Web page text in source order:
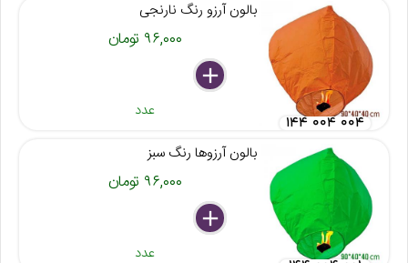
بالون آرزو رنگ نارنجی
۹۶,۰۰۰ تومان
delete
remove
add
عدد
۱۴۴ ۰۰۴ ۰۰۴
بالون آرزوها رنگ سبز
۹۶,۰۰۰ تومان
delete
remove
add
عدد